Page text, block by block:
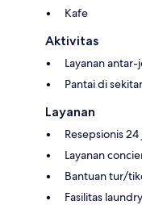
Kafe
Aktivitas
Layanan
Pantai di sekitar
Layanan
Resepsionis 24
Layanan
Bantuan tur/
Fasilitas laundry